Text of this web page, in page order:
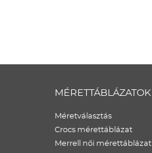
MÉRETTÁBLÁZATOK
Méretválasztás
Crocs mérettáblázat
Merrell női mérettáblázat